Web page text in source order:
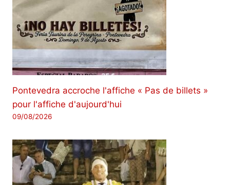
Pontevedra accroche l'affiche « Pas de billets »
pour l'affiche d'aujourd'hui
09/08/2026